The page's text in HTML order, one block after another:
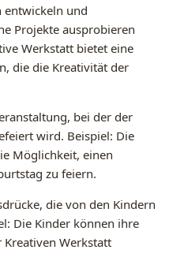
entwickeln und
Projekte ausprobieren
Werkstatt bietet eine
die die Kreativität der
bei der der
wird. Beispiel: Die
Möglichkeit, einen
zu feiern.
die von den Kindern
Die Kinder können ihre
Werkstatt